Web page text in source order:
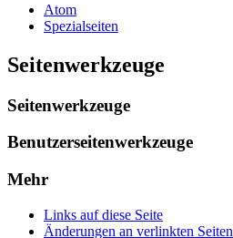
Atom
Spezialseiten
Seitenwerkzeuge
Seitenwerkzeuge
Benutzerseitenwerkzeuge
Mehr
Links auf diese Seite
Änderungen an verlinkten Seiten